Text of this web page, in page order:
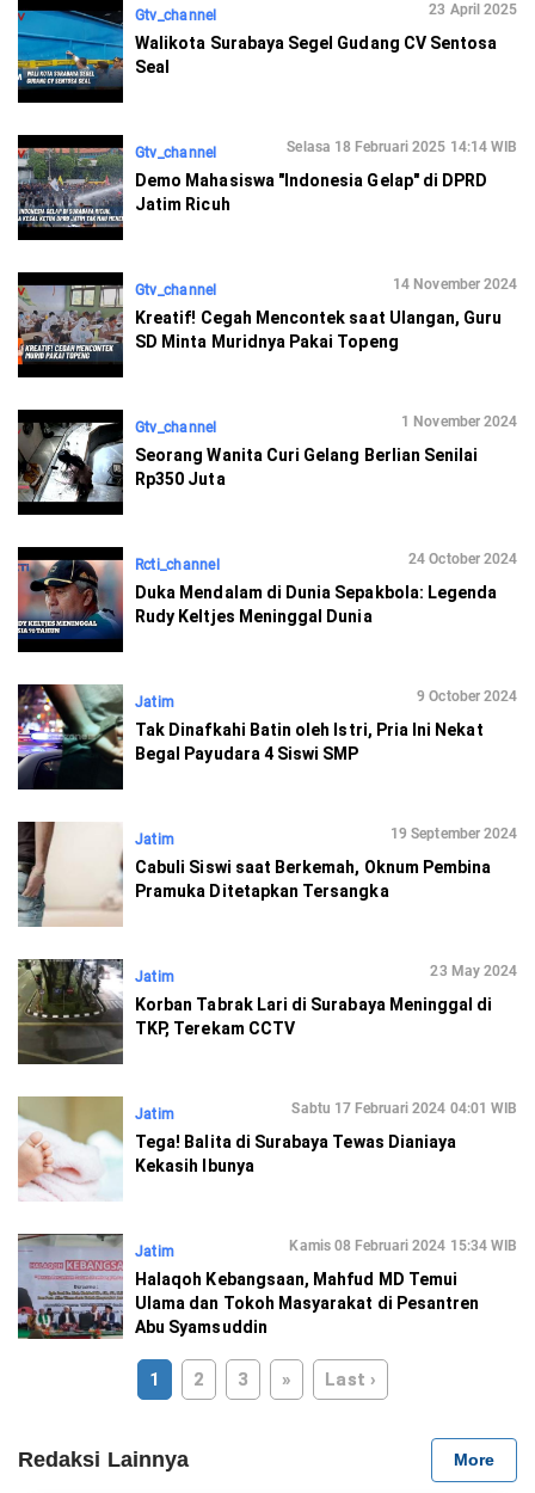
Gtv_channel 23 April 2025
Walikota Surabaya Segel Gudang CV Sentosa
Seal
Gtv_channel Selasa 18 Februari 2025 14:14 WIB
Demo Mahasiswa "Indonesia Gelap" di DPRD
Jatim Ricuh
Gtv_channel 14 November 2024
Kreatif! Cegah Mencontek saat Ulangan, Guru
SD Minta Muridnya Pakai Topeng
Gtv_channel 1 November 2024
Seorang Wanita Curi Gelang Berlian Senilai
Rp350 Juta
Rcti_channel 24 October 2024
Duka Mendalam di Dunia Sepakbola: Legenda
Rudy Keltjes Meninggal Dunia
Jatim 9 October 2024
Tak Dinafkahi Batin oleh Istri, Pria Ini Nekat
Begal Payudara 4 Siswi SMP
Jatim 19 September 2024
Cabuli Siswi saat Berkemah, Oknum Pembina
Pramuka Ditetapkan Tersangka
Jatim 23 May 2024
Korban Tabrak Lari di Surabaya Meninggal di
TKP, Terekam CCTV
Jatim Sabtu 17 Februari 2024 04:01 WIB
Tega! Balita di Surabaya Tewas Dianiaya
Kekasih Ibunya
Jatim Kamis 08 Februari 2024 15:34 WIB
Halaqoh Kebangsaan, Mahfud MD Temui
Ulama dan Tokoh Masyarakat di Pesantren
Abu Syamsuddin
1 2 3 » Last ›
Redaksi Lainnya More